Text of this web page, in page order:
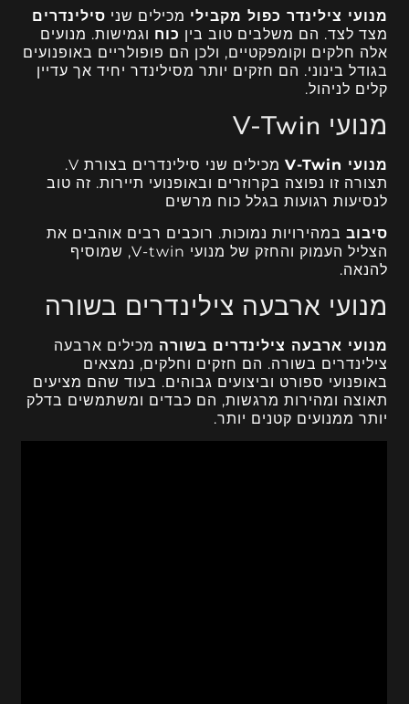
מנועי צילינדר כפול מקבילי מכילים שני סילינדרים
מצד לצד. הם משלבים טוב בין כוח וגמישות. מנועים
אלה חלקים וקומפקטיים, ולכן הם פופולריים באופנועים
בגודל בינוני. הם חזקים יותר מסילינדר יחיד אך עדיין
קלים לניהול.
מנועי V-Twin
מנועי V-Twin
מכילים שני סילינדרים בצורת V.
תצורה זו נפוצה בקרוזרים ובאופנועי תיירות. זה טוב
לנסיעות רגועות בגלל כוח מרשים
סיבוב במהירויות נמוכות. רוכבים רבים אוהבים את
הצליל העמוק והחזק של מנועי V-twin, שמוסיף
להנאה.
מנועי ארבעה צילינדרים בשורה
מנועי ארבעה צילינדרים בשורה מכילים ארבעה
צילינדרים בשורה. הם חזקים וחלקים, נמצאים
באופנועי ספורט וביצועים גבוהים. בעוד שהם מציעים
תאוצה ומהירות מרגשות, הם כבדים ומשתמשים בדלק
יותר ממנועים קטנים יותר.